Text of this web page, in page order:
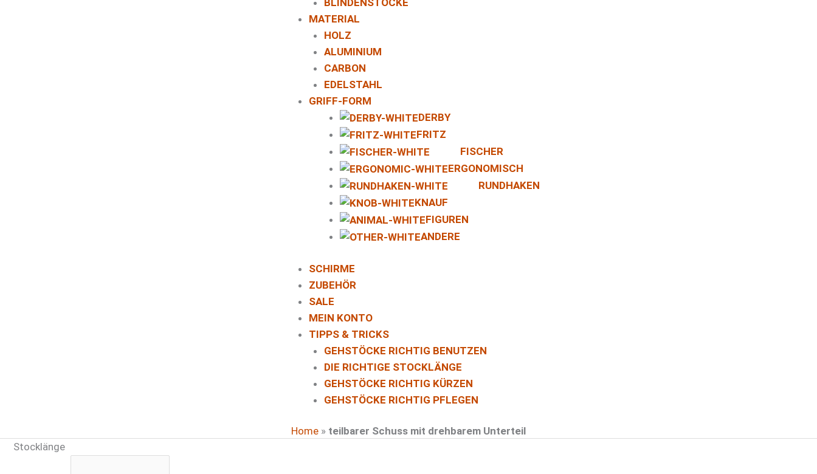
MATERIAL
HOLZ
ALUMINIUM
CARBON
EDELSTAHL
GRIFF-FORM
DERBY
FRITZ
FISCHER
ERGONOMISCH
RUNDHAKEN
KNAUF
FIGUREN
ANDERE
SCHIRME
ZUBEHÖR
SALE
MEIN KONTO
TIPPS & TRICKS
GEHSTÖCKE RICHTIG BENUTZEN
DIE RICHTIGE STOCKLÄNGE
GEHSTÖCKE RICHTIG KÜRZEN
GEHSTÖCKE RICHTIG PFLEGEN
Home » teilbarer Schuss mit drehbarem Unterteil
Stocklänge